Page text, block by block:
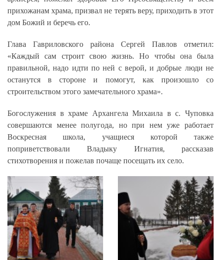
прихожанам храма, призвал не терять веру, приходить в этот
дом Божий и беречь его.
Глава Гавриловского района Сергей Павлов отметил:
«Каждый сам строит свою жизнь. Но чтобы она была
правильной, надо идти по ней с верой, и добрые люди не
останутся в стороне и помогут, как произошло со
строительством этого замечательного храма».
Богослужения в храме Архангела Михаила в с. Чуповка
совершаются менее полугода, но при нем уже работает
Воскресная школа, учащиеся которой также
поприветствовали Владыку Игнатия, рассказав
стихотворения и пожелав почаще посещать их село.